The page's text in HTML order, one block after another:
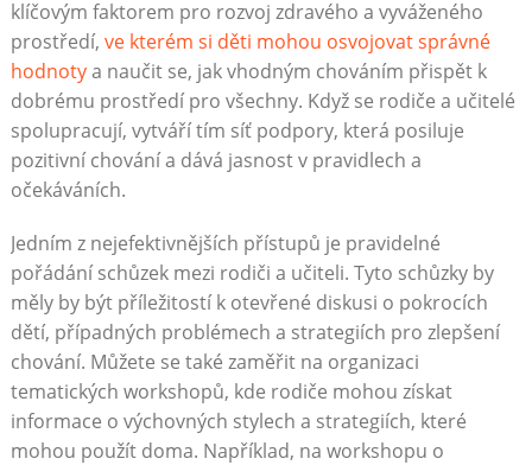
klíčovým faktorem pro rozvoj zdravého a vyváženého
prostředí, ve kterém si děti mohou osvojovat správné
hodnotya naučit se, jak vhodným chováním přispět k
dobrému prostředí pro všechny. Když se rodiče a učitelé
spolupracují, vytváří tím síť podpory, která posiluje
pozitivní chování a dává jasnost v pravidlech a
očekáváních.
Jedním z nejefektivnějších přístupů je pravidelné
pořádání schůzek mezi rodiči a učiteli. Tyto schůzky by
měly by být příležitostí k otevřené diskusi o pokrocích
dětí, případných problémech a strategiích pro zlepšení
chování. Můžete se také zaměřit na organizaci
tematických workshopů, kde rodiče mohou získat
informace o výchovných stylech a strategiích, které
mohou použít doma. Například, na workshopu o